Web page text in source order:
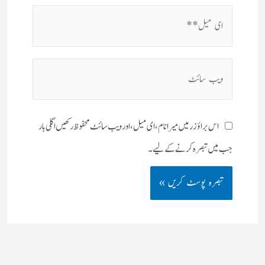
اس براؤزر میں میرا نام، ای میل، اور ویب سائٹ محفوظ رکھیں اگلی بار
جب میں تبصرہ کرنے کےلیے۔